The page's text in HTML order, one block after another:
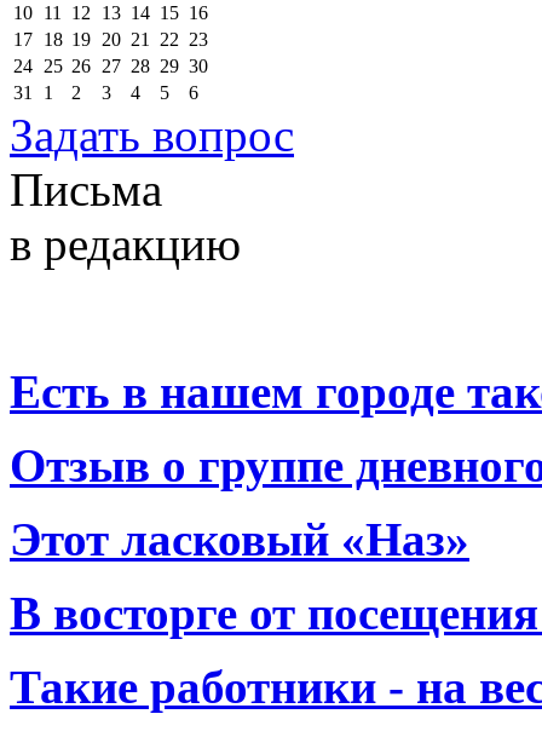
10 11 12 13 14 15 16
17 18 19 20 21 22 23
24 25 26 27 28 29 30
31
1 2 3 4 5 6
Задать вопрос
Письма
в редакцию
Есть в нашем городе
Отзыв о группе
Этот ласковый «Наз»
В восторге от
Такие работники - на